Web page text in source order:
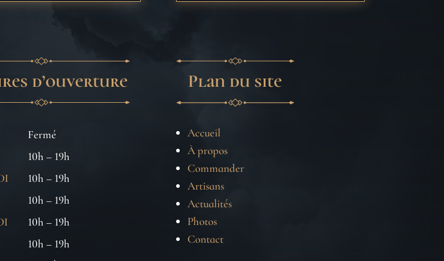
d’ouverture
Fermé
10h – 19h
10h – 19h
10h – 19h
10h – 19h
10h – 19h
Plan du site
Accueil
À propos
Commander
Artisans
Actualités
Photos
Contact